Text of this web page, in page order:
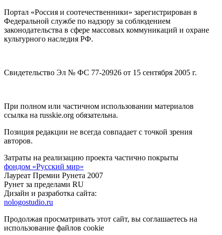
Портал «Россия и соотечественники» зарегистрирован в
Федеральной службе по надзору за соблюдением
законодательства в сфере массовых коммуникаций и охране
культурного наследия РФ.
Свидетельство Эл № ФС 77-20926 от 15 сентября 2005 г.
При полном или частичном использовании материалов
ссылка на russkie.org обязательна.
Позиция редакции не всегда совпадает с точкой зрения
авторов.
Затраты на реализацию проекта частично покрыты
фондом «Русский мир»
Лауреат Премии Рунета 2007
Рунет за пределами RU
Дизайн и разработка сайта:
nologostudio.ru
Продолжая просматривать этот сайт, вы соглашаетесь на
использование файлов cookie